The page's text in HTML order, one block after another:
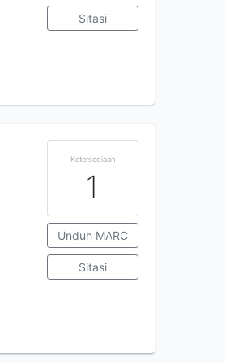
Sitasi
Ketersediaan
1
Unduh MARC
Sitasi